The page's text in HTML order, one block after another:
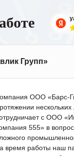
Групп»
ООО «Барс-
с ООО
555» в
время работы наш